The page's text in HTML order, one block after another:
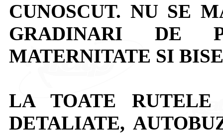
CUNOSCUT. NU SE
GRADINARI DE
MATERNITATE SI
LA TOATE RUTELE
DETALIATE,